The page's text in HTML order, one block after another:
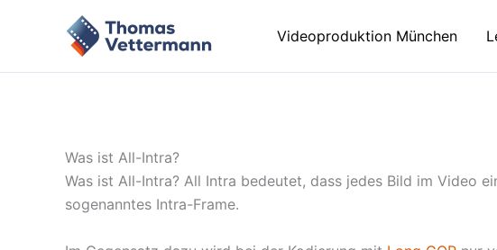
Videoproduktion München
Was ist All-Intra?
Was ist All-Intra? All Intra bedeutet, dass jedes Bild im Video
sogenanntes Intra-Frame.